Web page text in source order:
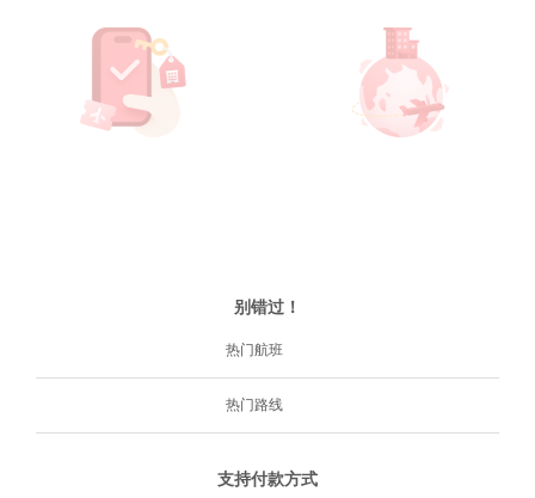
别错过！
热门航班
热门路线
支持付款方式